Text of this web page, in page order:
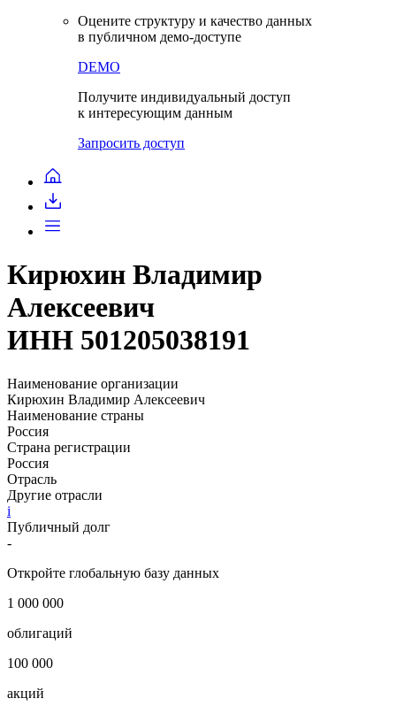
Оцените структуру и качество данных
в публичном демо-доступе
DEMO
Получите индивидуальный доступ
к интересующим данным
Запросить доступ
Кирюхин Владимир
Алексеевич
ИНН 501205038191
Наименование организации
Кирюхин Владимир Алексеевич
Наименование страны
Россия
Страна регистрации
Россия
Отрасль
Другие отрасли
i
Публичный долг
-
Откройте глобальную базу данных
1 000 000
облигаций
100 000
акций